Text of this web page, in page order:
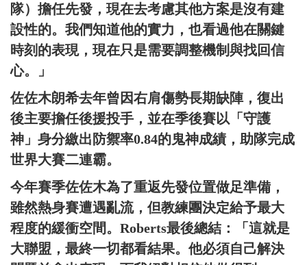
隊）擔任先發，現在去考慮其他方案是沒有建
設性的。我們知道他的實力，也看過他在關鍵
時刻的表現，現在只是需要調整機制與找回信
心。」
佐佐木朗希去年曾因右肩傷勢長期缺陣，復出
後主要擔任後援投手，並在季後賽以「守護
神」身分繳出防禦率0.84的鬼神成績，助隊完成
世界大賽二連霸。
今年賽季佐佐木為了重返先發位置做足準備，
雖然熱身賽遭遇亂流，但教練團決定給予最大
程度的緩衝空間。Roberts最後總結：「這就是
大聯盟，最終一切都看結果。他必須自己解決